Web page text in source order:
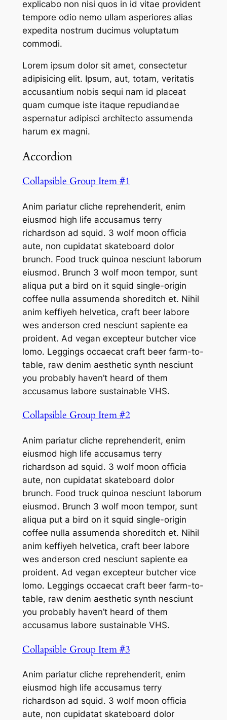
explicabo non nisi quos in id vitae provident
tempore odio nemo ullam asperiores alias
expedita nostrum ducimus voluptatum
commodi.
Lorem ipsum dolor sit amet, consectetur
adipisicing elit. Ipsum, aut, totam, veritatis
accusantium nobis sequi nam id placeat
quam cumque iste itaque repudiandae
aspernatur adipisci architecto assumenda
harum ex magni.
Accordion
Collapsible Group Item #1
Anim pariatur cliche reprehenderit, enim
eiusmod high life accusamus terry
richardson ad squid. 3 wolf moon officia
aute, non cupidatat skateboard dolor
brunch. Food truck quinoa nesciunt laborum
eiusmod. Brunch 3 wolf moon tempor, sunt
aliqua put a bird on it squid single-origin
coffee nulla assumenda shoreditch et. Nihil
anim keffiyeh helvetica, craft beer labore
wes anderson cred nesciunt sapiente ea
proident. Ad vegan excepteur butcher vice
lomo. Leggings occaecat craft beer farm-to-
table, raw denim aesthetic synth nesciunt
you probably haven’t heard of them
accusamus labore sustainable VHS.
Collapsible Group Item #2
Anim pariatur cliche reprehenderit, enim
eiusmod high life accusamus terry
richardson ad squid. 3 wolf moon officia
aute, non cupidatat skateboard dolor
brunch. Food truck quinoa nesciunt laborum
eiusmod. Brunch 3 wolf moon tempor, sunt
aliqua put a bird on it squid single-origin
coffee nulla assumenda shoreditch et. Nihil
anim keffiyeh helvetica, craft beer labore
wes anderson cred nesciunt sapiente ea
proident. Ad vegan excepteur butcher vice
lomo. Leggings occaecat craft beer farm-to-
table, raw denim aesthetic synth nesciunt
you probably haven’t heard of them
accusamus labore sustainable VHS.
Collapsible Group Item #3
Anim pariatur cliche reprehenderit, enim
eiusmod high life accusamus terry
richardson ad squid. 3 wolf moon officia
aute, non cupidatat skateboard dolor